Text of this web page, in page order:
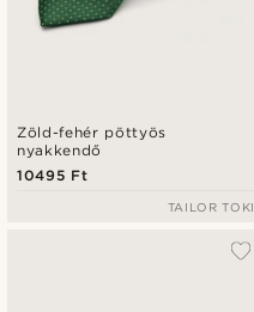
Zöld-fehér pöttyös
nyakkendő
10495 Ft
TAILOR TOKI